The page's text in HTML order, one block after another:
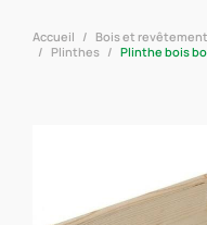
Accueil Bois et
Plinthes
Plinthe bois